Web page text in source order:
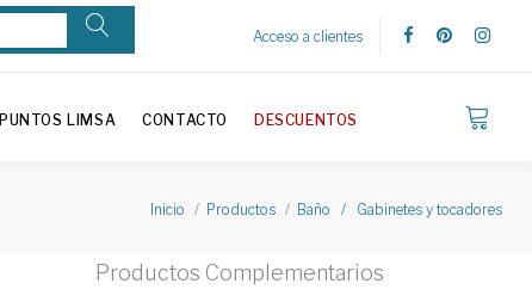
Acceso a clientes
PUNTOS LIMSA CONTACTO DESCUENTOS
Inicio Productos Baño / Gabinetes y tocadores
Productos Complementarios